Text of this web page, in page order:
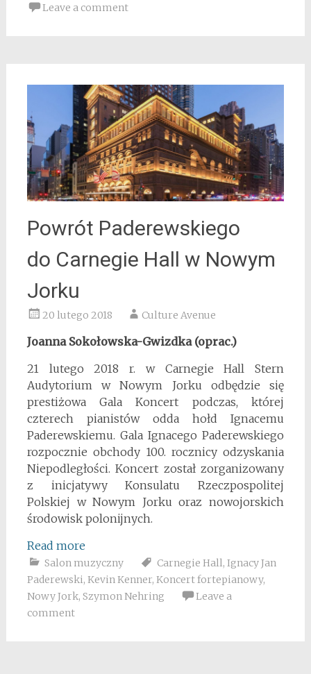
Leave a comment
Powrót Paderewskiego
do Carnegie Hall w Nowym
Jorku
20 lutego 2018 Culture Avenue
Joanna Sokołowska-Gwizdka (oprac.)
21 lutego 2018 r. w Carnegie Hall Stern
Audytorium w Nowym Jorku odbędzie się
prestiżowa Gala Koncert podczas, której
czterech pianistów odda hołd Ignacemu
Paderewskiemu. Gala Ignacego Paderewskiego
rozpocznie obchody 100. rocznicy odzyskania
Niepodległości. Koncert został zorganizowany
z inicjatywy Konsulatu Rzeczpospolitej
Polskiej w Nowym Jorku oraz nowojorskich
środowisk polonijnych.
Read more
Salon muzyczny Carnegie Hall, Ignacy Jan
Paderewski, Kevin Kenner, Koncert fortepianowy,
Nowy Jork, Szymon Nehring
Leave a
comment